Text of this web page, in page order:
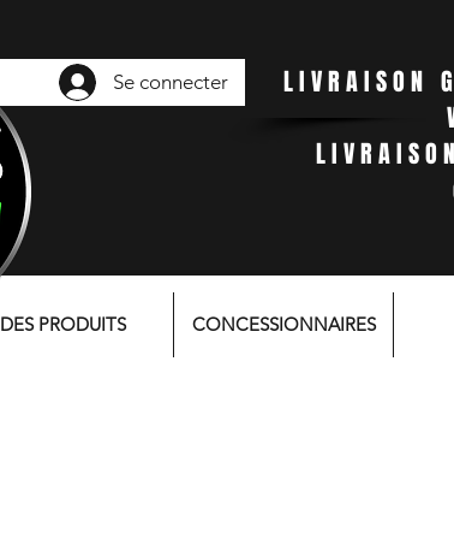
Se connecter
LIVRAISON
DES PRODUITS CONCESSIONNAIRES